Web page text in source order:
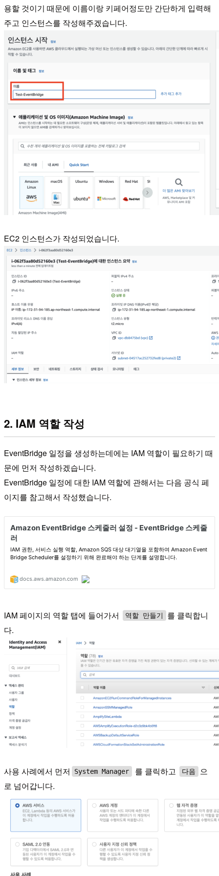
용할 것이기 때문에 이름이랑 키페어정도만 간단하게 입력해
주고 인스턴스를 작성해주겠습니다.
EC2 인스턴스가 작성되었습니다.
2. IAM 역할 작성
EventBridge 일정을 생성하는데에는 IAM 역할이 필요하기 때
문에 먼저 작성하겠습니다.
EventBridge 일정에 대한 IAM 역할에 관해서는 다음 공식 페
이지를 참고해서 작성했습니다.
IAM 페이지의 역할 탭에 들어가서 역할 만들기
를 클릭합니
다.
사용 사례에서 먼저 System Manager 를 클릭하고 다음
으
로 넘어갑니다.